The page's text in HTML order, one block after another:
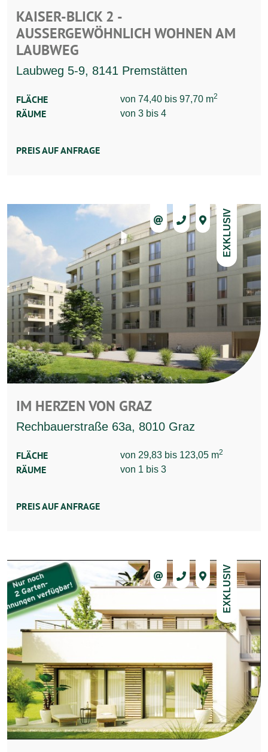
KAISER-BLICK 2 -
AUSSERGEWÖHNLICH WOHNEN AM L
AUBWEG
Laubweg 5-9, 8141 Premstätten
FLÄCHE von 74,40 bis 97,70 m2
RÄUME von 3 bis 4
PREIS AUF ANFRAGE
EXKLUSIV
IM HERZEN VON GRAZ
Rechbauerstraße 63a, 8010 Graz
FLÄCHE von 29,83 bis 123,05 m2
RÄUME von 1 bis 3
PREIS AUF ANFRAGE
EXKLUSIV